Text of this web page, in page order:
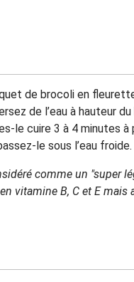
de brocoli en
de l’eau à hauteur
le cuire 3 à 4 minutes à
le sous l’eau froide.
comme un "super
vitamine B, C et E mais